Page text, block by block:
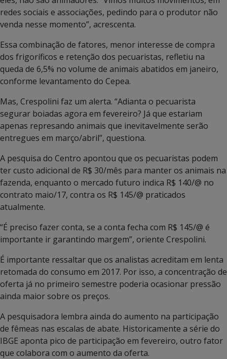
redes sociais e associações, pedindo para o produtor não
venda nesse momento”, acrescenta.
Essa combinação de fatores, menor interesse de compra
dos frigoríficos e retenção dos pecuaristas, refletiu na
queda de 6,5% no volume de animais abatidos em janeiro,
conforme levantamento do Cepea.
Mas, Crespolini faz um alerta. “Adianta o pecuarista
segurar boiadas agora em fevereiro? Já que estariam
apenas represando animais que inevitavelmente serão
entregues em março/abril”, questiona.
A pesquisa do Centro apontou que os pecuaristas podem
ter custo adicional de R$ 30/mês para manter os animais na
fazenda, enquanto o mercado futuro indica R$ 140/@ no
contrato maio/17, contra os R$ 145/@ praticados
atualmente.
“É preciso fazer conta, se a conta fecha com R$ 145/@ é
importante ir garantindo margem”, oriente Crespolini.
É importante ressaltar que os analistas acreditam em lenta
retomada do consumo em 2017. Por isso, a concentração de
oferta já no primeiro semestre poderia ocasionar pressão
ainda maior sobre os preços.
A pesquisadora lembra ainda do aumento na participação
de fêmeas nas escalas de abate. Historicamente a série do
IBGE aponta pico de participação em fevereiro, outro fator
que colabora com o aumento da oferta.